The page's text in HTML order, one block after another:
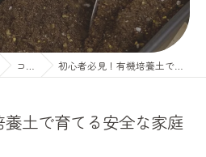
コラム 初心者必見！有機培養土で育てる安全な家庭菜園
土で育てる安全な家庭